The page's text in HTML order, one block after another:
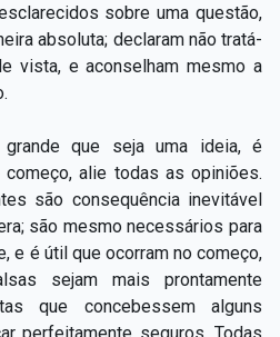
sobre uma questão,
absoluta; declaram não tratá-
vista, e aconselham mesmo a
que seja uma ideia, é
alie todas as opiniões.
são consequência inevitável
são mesmo necessários para
e é útil que ocorram no começo,
sejam mais prontamente
que concebessem alguns